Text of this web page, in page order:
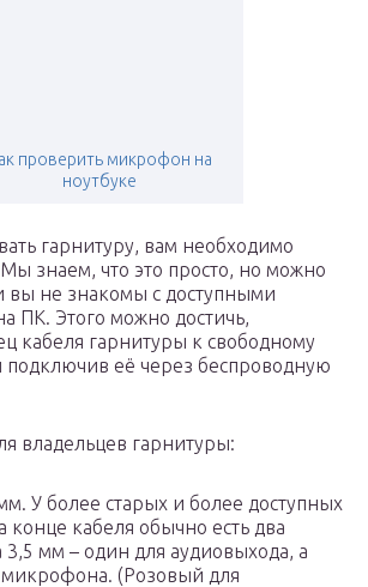
проверить микрофон на
ноутбуке
гарнитуру, вам необходимо
знаем, что это просто, но можно
вы не знакомы с доступными
ПК. Этого можно достичь,
кабеля гарнитуры к свободному
подключив её через беспроводную
владельцев гарнитуры:
У более старых и более доступных
конце кабеля обычно есть два
мм – один для аудиовыхода, а
микрофона. (Розовый для